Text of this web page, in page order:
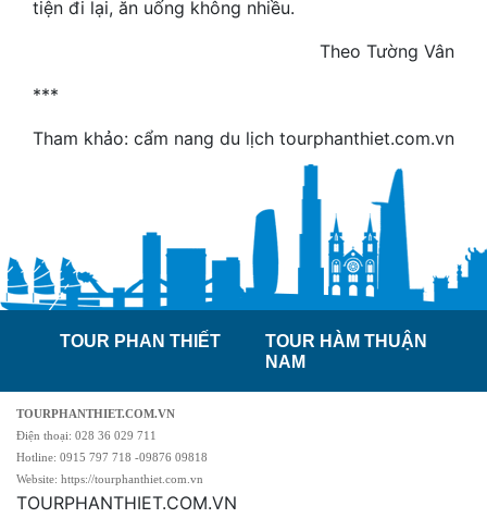
tiện đi lại, ăn uống không nhiều.
Theo Tường Vân
***
Tham khảo: cẩm nang du lịch tourphanthiet.com.vn
TOUR PHAN THIẾT
TOUR HÀM THUẬN
NAM
TOURPHANTHIET.COM.VN
Điện thoại: 028 36 029 711
Hotline: 0915 797 718 -09876 09818
Website: https://tourphanthiet.com.vn
TOURPHANTHIET.COM.VN